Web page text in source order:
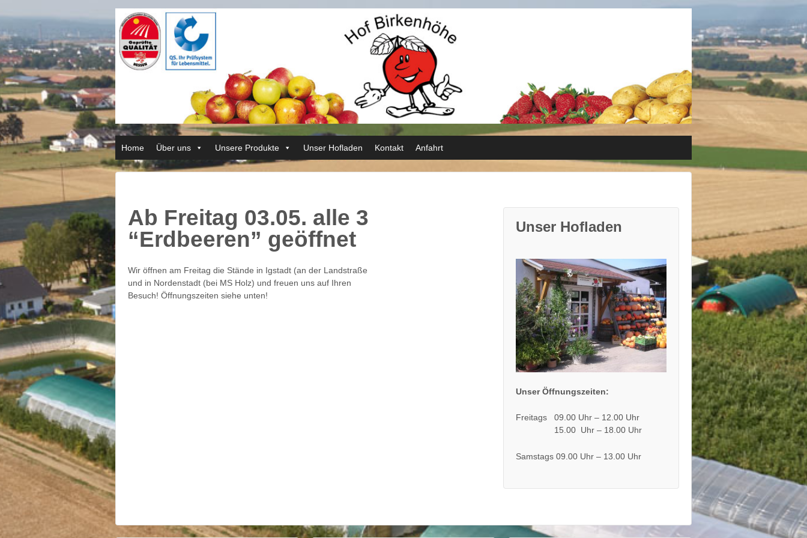
Home Über uns Unsere Produkte Unser Hofladen Kontakt Anfahrt
Ab Freitag 03.05. alle 3
“Erdbeeren” geöffnet
Wir öffnen am Freitag die Stände in Igstadt (an der Landstraße
und in Nordenstadt (bei MS Holz) und freuen uns auf Ihren
Besuch! Öffnungszeiten siehe unten!
Unser Hofladen
Unser Öffnungszeiten:
Freitags 09.00 Uhr – 12.00 Uhr
15.00 Uhr – 18.00 Uhr
Samstags 09.00 Uhr – 13.00 Uhr